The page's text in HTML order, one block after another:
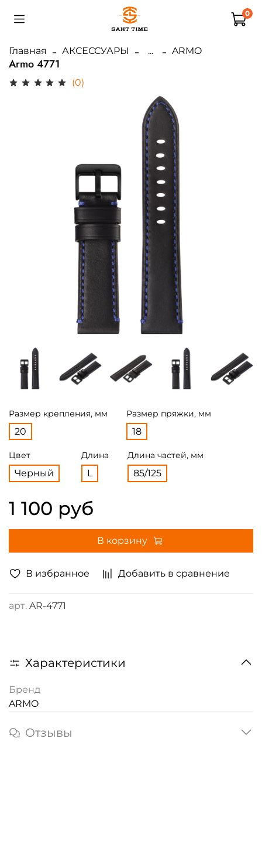
0
Главная АКСЕССУАРЫ ... ARMO
Armo 4771
(0)
В избранное Добавить в сравнение
арт. AR-4771
Размер крепления, мм
20
Размер пряжки, мм
18
Цвет
Черный
Длина
L
Длина частей, мм
85/125
1 100 руб
В корзину
Характеристики
Бренд
ARMO
Отзывы